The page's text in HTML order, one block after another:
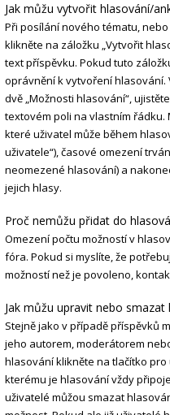
Jak můžu vytvořit hlasování/
Při posílání nového tématu,
klikněte na záložku „Vytvořit
text příspěvku. Pokud tuto
oprávnění k vytvoření hlasování.
dvě „Možnosti hlasování“,
textovém poli na vlastním
které uživatel může během
uživatele“), časové omezení
neomezené hlasování) a
jejich hlasy.
Proč nemůžu přidat do
Omezení počtu možností v
fóra. Pokud si myslíte, že
možností než je povoleno,
Jak můžu upravit nebo smazat
Stejně jako v případě příspěvků
jeho autorem, moderátorem
hlasování klikněte na tlačítko
kterému je hlasování vždy
uživatelé můžou smazat